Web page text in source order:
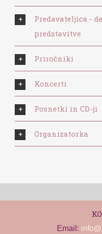
Predavateljica -
predstavitve
Priročniki
Koncerti
Posnetki in CD-ji
Organizatorka
Email: